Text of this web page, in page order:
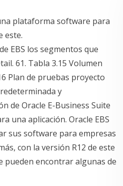
plataforma software para
este.
EBS los segmentos que
61. Tabla 3.15 Volumen
Plan de pruebas proyecto
y
de Oracle E-Business Suite
una aplicación. Oracle EBS
sus software para empresas
con la versión R12 de este
pueden encontrar algunas de